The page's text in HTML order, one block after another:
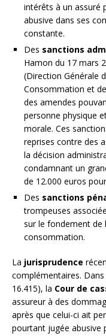
intérêts à un assuré
abusive dans ses
constante.
Des sanctions
Hamon du 17 mars
(Direction Générale
Consommation et
des amendes
personne physique
morale. Ces
reprises contre des
la décision
condamnant un
de 12.000 euros
Des sanctions
trompeuses
sur le fondement de
consommation.
La jurisprudence
complémentaires.
16.415), la Cour de
assureur à des
après que celui-ci ait
pourtant jugée abusive